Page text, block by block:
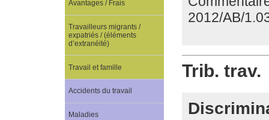
2012/AB/
Trib. trav.
Avantages / Frais
Travailleurs migrants /
expatriés / (éléments
d’extranéité)
Travail et famille
Accidents du travail
Maladies